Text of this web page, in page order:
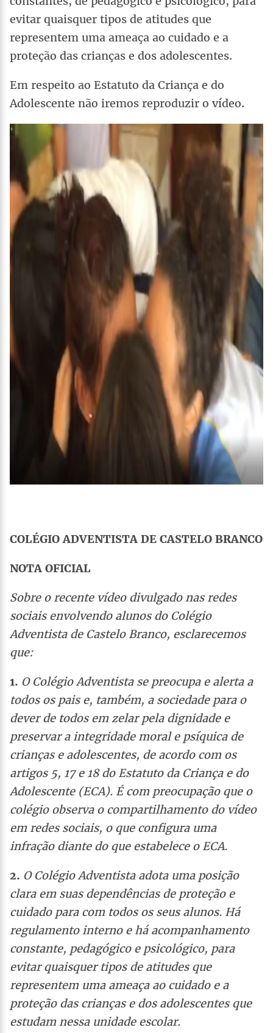
evitar quaisquer tipos de atitudes que
representem uma ameaça ao cuidado e a
proteção das crianças e dos adolescentes.
Em respeito ao Estatuto da Criança e do
Adolescente não iremos reproduzir o vídeo.
COLÉGIO ADVENTISTA DE CASTELO BRANCO
NOTA OFICIAL
Sobre o recente vídeo divulgado nas redes
sociais envolvendo alunos do Colégio
Adventista de Castelo Branco, esclarecemos
que:
1. O Colégio Adventista se preocupa e alerta a
todos os pais e, também, a sociedade para o
dever de todos em zelar pela dignidade e
preservar a integridade moral e psíquica de
crianças e adolescentes, de acordo com os
artigos 5, 17 e 18 do Estatuto da Criança e do
Adolescente (ECA). É com preocupação que o
colégio observa o compartilhamento do vídeo
em redes sociais, o que configura uma
infração diante do que estabelece o ECA.
2. O Colégio Adventista adota uma posição
clara em suas dependências de proteção e
cuidado para com todos os seus alunos. Há
regulamento interno e há acompanhamento
constante, pedagógico e psicológico, para
evitar quaisquer tipos de atitudes que
representem uma ameaça ao cuidado e a
proteção das crianças e dos adolescentes que
estudam nessa unidade escolar.